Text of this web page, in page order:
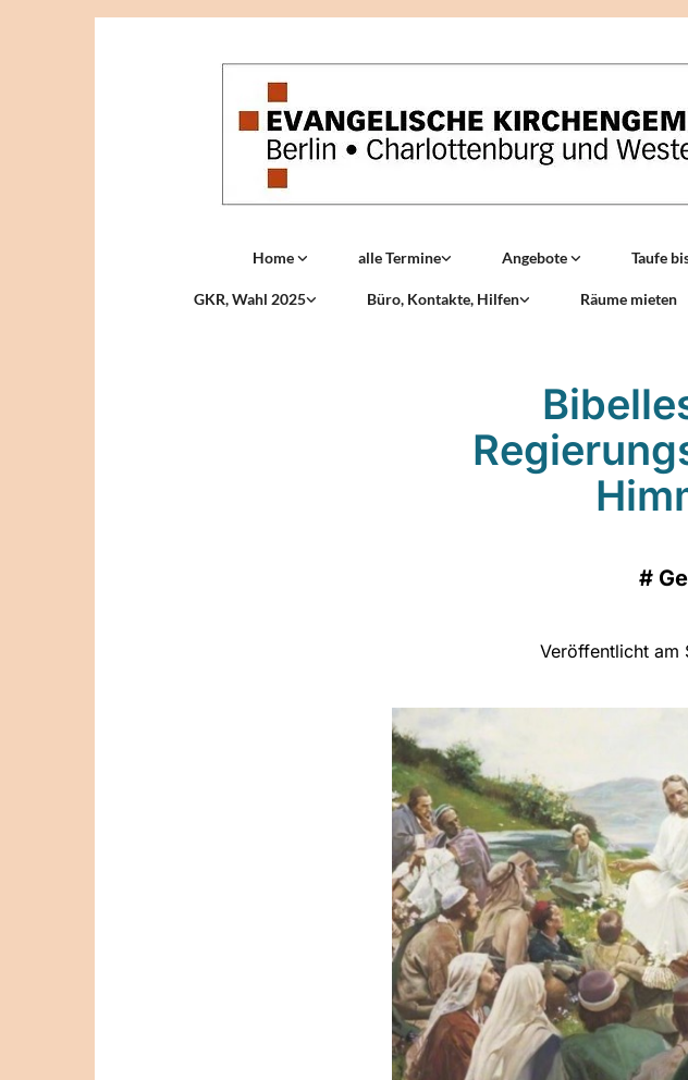
Home alle Termine Angebote Taufe
GKR, Wahl 2025 Büro, Kontakte, Hilfen Räume mieten
#
Veröffentlicht am